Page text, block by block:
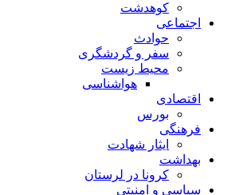
کوهدشت
اجتماعی
حوادث
سفر و گردشگری
محیط زیست
هواشناسی
اقتصادی
بورس
فرهنگی
ایثار شهادت
بهداشت
کرونا در لرستان
سیاسی و امنیتی